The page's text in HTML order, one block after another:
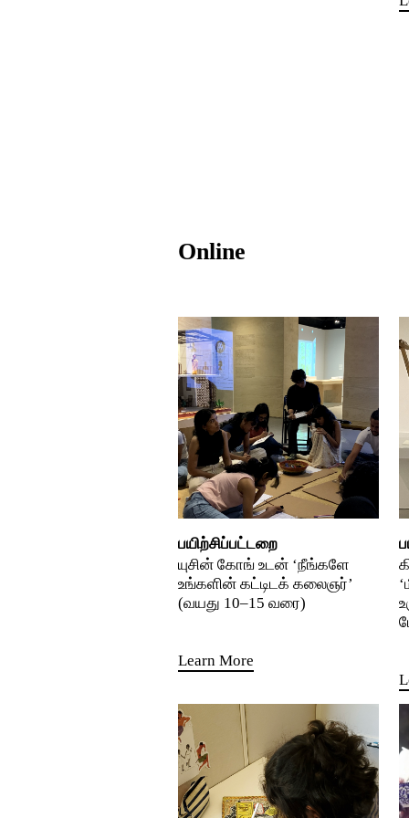
Online
பயிற்சிப்பட்டறை
யுசின் கோங் உடன் ‘நீங்களே
உங்களின் கட்டிடக் கலைஞர்’
(வயது 10–15 வரை)
Learn More